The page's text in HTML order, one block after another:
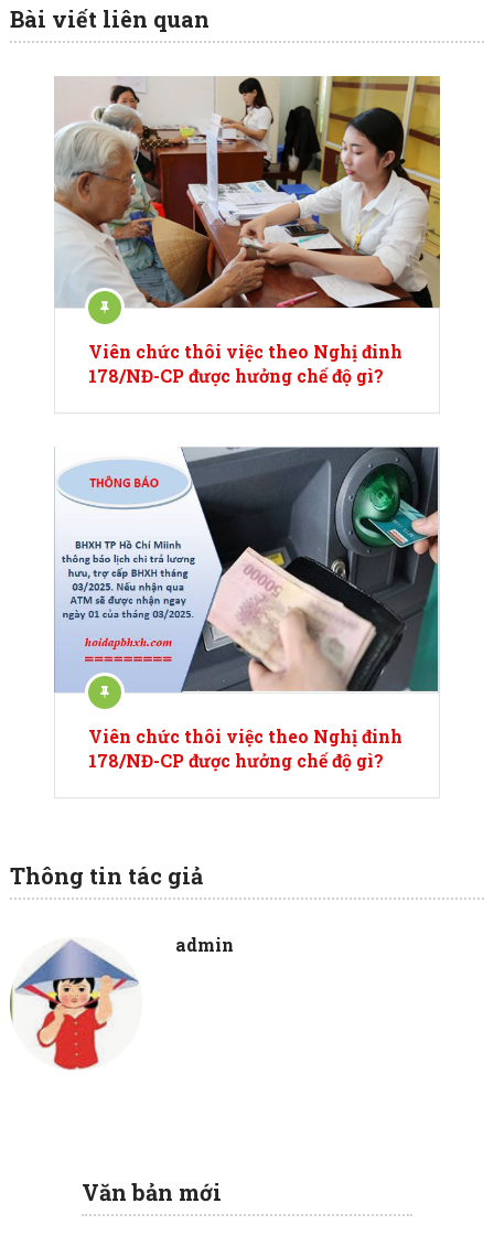
Bài viết liên quan
Viên chức thôi việc theo Nghị đinh
178/NĐ-CP được hưởng chế độ gì?
Viên chức thôi việc theo Nghị đinh
178/NĐ-CP được hưởng chế độ gì?
Thông tin tác giả
admin
Văn bản mới